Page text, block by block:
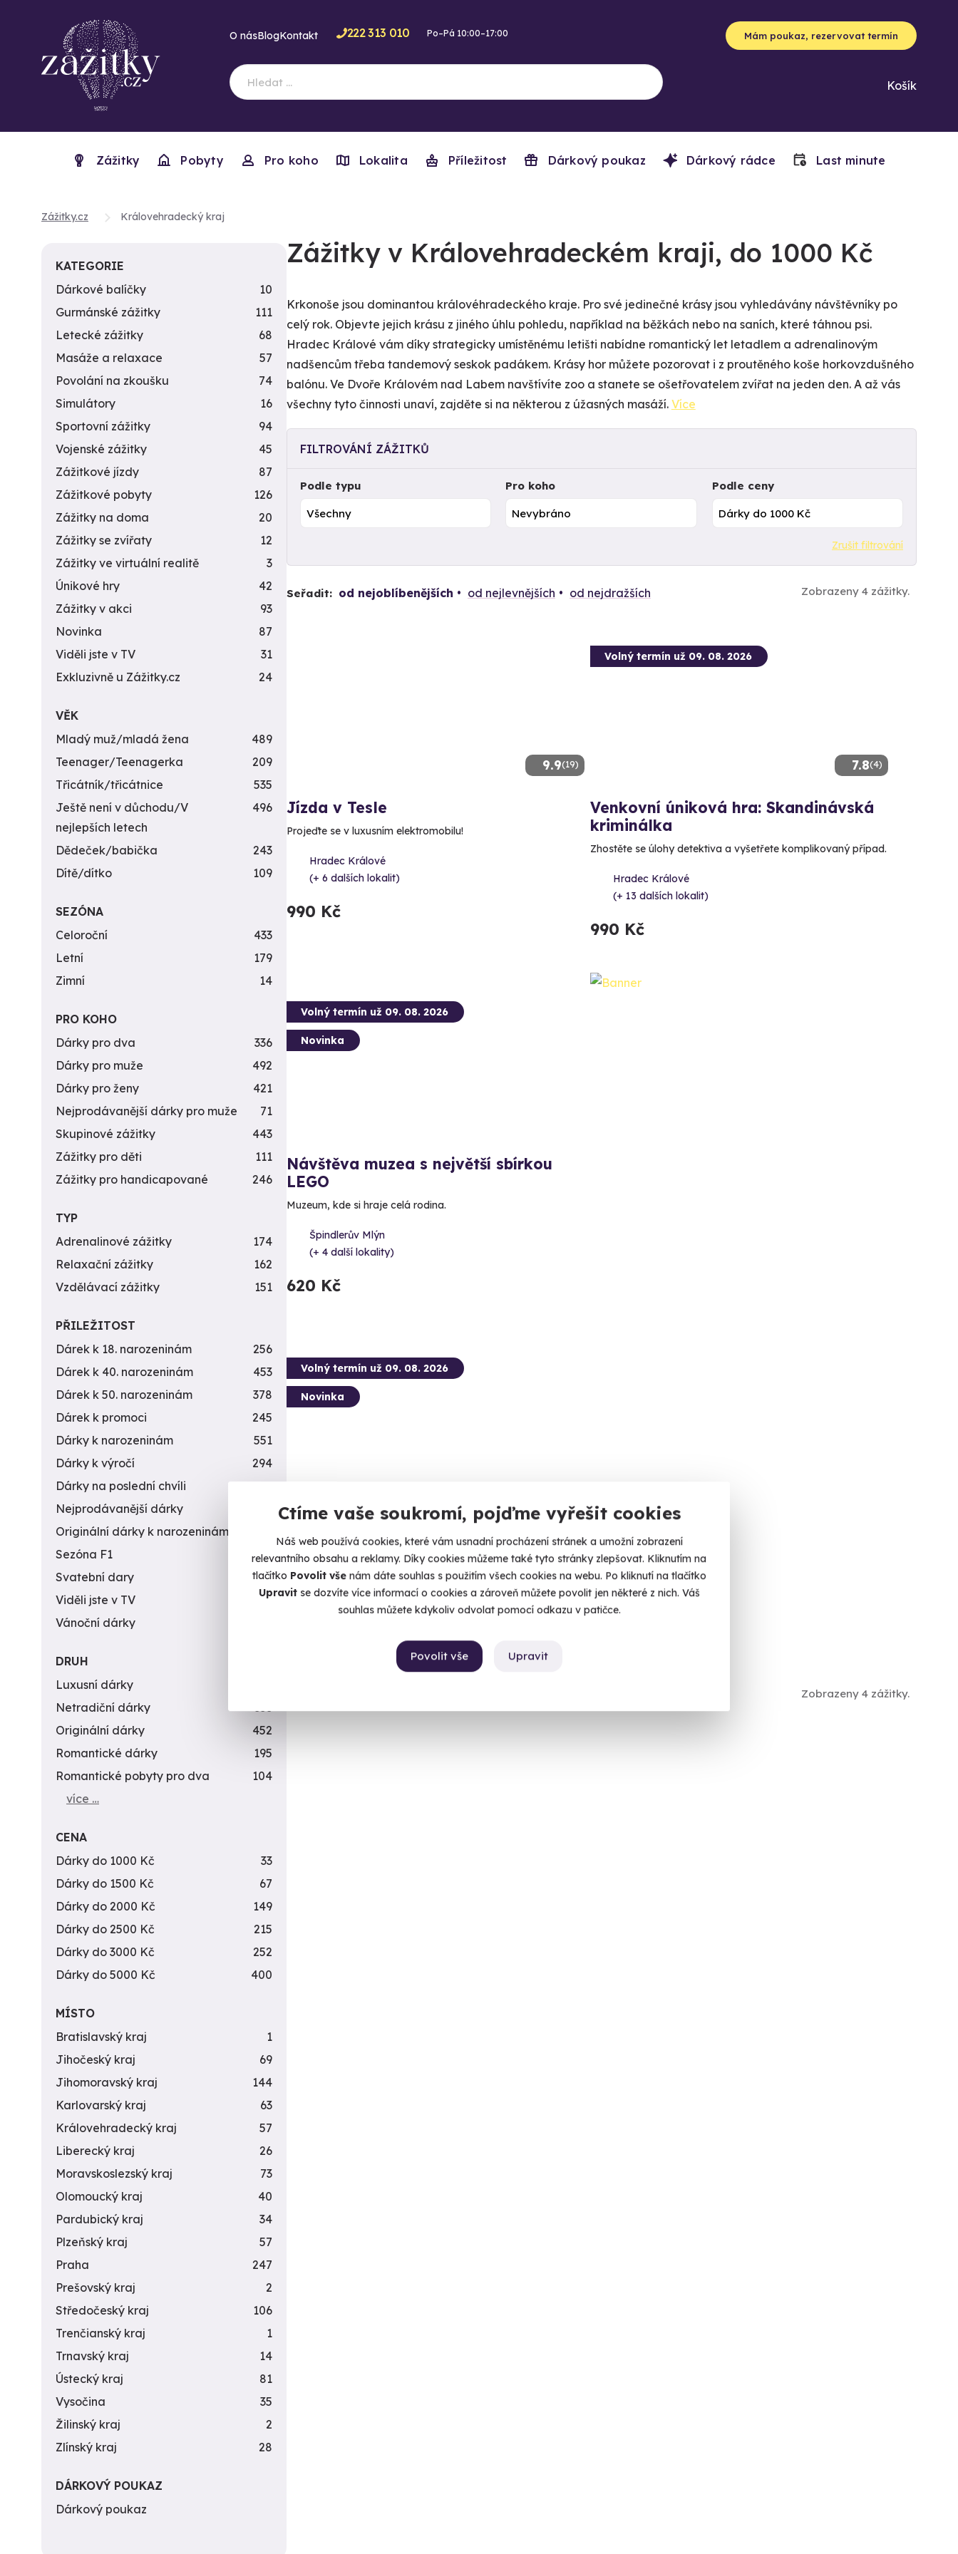
Ctíme vaše soukromí, pojďme vyřešit cookies
Náš web používá cookies, které vám usnadní procházení stránek a umožní zobrazení
relevantního obsahu a reklamy. Díky cookies můžeme také tyto stránky zlepšovat. Kliknutím na
tlačítko Povolit vše nám dáte souhlas s použitím všech cookies na webu. Po kliknutí na tlačítko
Upravitse dozvíte více informací o cookies a zároveň můžete povolit jen některé z nich. Váš
souhlas můžete kdykoliv odvolat pomocí odkazu v patičce.
Upravit
Povolit vše
O násBlogKontakt 222 313 010 Po–Pá 10:00–17:00 Mám poukaz, rezervovat termín
Košík
Zážitky Pobyty Pro koho Lokalita Příležitost Dárkový poukaz Dárkový rádce Last minute
Zážitky.cz Královehradecký kraj
Zážitky v Královehradeckém kraji, do 1000 Kč
Krkonoše jsou dominantou královéhradeckého kraje. Pro své jedinečné krásy jsou vyhledávány návštěvníky po
celý rok. Objevte jejich krásu z jiného úhlu pohledu, například na běžkách nebo na saních, které táhnou psi.
Hradec Králové vám díky strategicky umístěnému letišti nabídne romantický let letadlem a adrenalinovým
nadšencům třeba tandemový seskok padákem. Krásy hor můžete pozorovat i z proutěného koše horkovzdušného
balónu. Ve Dvoře Královém nad Labem navštívíte zoo a stanete se ošetřovatelem zvířat na jeden den. A až vás
všechny tyto činnosti unaví, zajděte si na některou z úžasných masáží. Více
FILTROVÁNÍ ZÁŽITKŮ
Podle typu Pro koho Podle ceny
Zrušit filtrování
Seřadit: od nejoblíbenějších od nejlevnějších od nejdražších Zobrazeny 4 zážitky.
9.9(19)
Jízda v Tesle
Projeďte se v luxusním elektromobilu!
Hradec Králové
(+ 6 dalších lokalit)
990 Kč
7.8(4)
Volný termín už 09. 08. 2026
Venkovní úniková hra: Skandinávská
kriminálka
Zhostěte se úlohy detektiva a vyšetřete komplikovaný případ.
Hradec Králové
(+ 13 dalších lokalit)
990 Kč
Volný termín už 09. 08. 2026
Novinka
Návštěva muzea s největší sbírkou
LEGO
Muzeum, kde si hraje celá rodina.
Špindlerův Mlýn
(+ 4 další lokality)
620 Kč
Volný termín už 09. 08. 2026
Novinka
Rodinný vstup do muzea s největší
sbírkou LEGO
Muzeum, kde si hraje celá rodina.
Špindlerův Mlýn
(+ 4 další lokality)
Zobrazeny 4 zážitky.
KATEGORIE
Dárkové balíčky
10
Gurmánské zážitky
111
Letecké zážitky
68
Masáže a relaxace
57
Povolání na zkoušku
74
Simulátory
16
Sportovní zážitky
94
Vojenské zážitky
45
Zážitkové jízdy
87
Zážitkové pobyty
126
Zážitky na doma
20
Zážitky se zvířaty
12
Zážitky ve virtuální realitě
3
Únikové hry
42
Zážitky v akci
93
Novinka
87
Viděli jste v TV
31
Exkluzivně u Zážitky.cz
24
VĚK
Mladý muž/mladá žena
489
Teenager/Teenagerka
209
Třicátník/třicátnice
535
Ještě není v důchodu/V
nejlepších letech
496
Dědeček/babička
243
Dítě/dítko
109
SEZÓNA
Celoroční
433
Letní
179
Zimní
14
PRO KOHO
Dárky pro dva
336
Dárky pro muže
492
Dárky pro ženy
421
Nejprodávanější dárky pro muže
71
Skupinové zážitky
443
Zážitky pro děti
111
Zážitky pro handicapované
246
TYP
Adrenalinové zážitky
174
Relaxační zážitky
162
Vzdělávací zážitky
151
PŘILEŽITOST
Dárek k 18. narozeninám
256
Dárek k 40. narozeninám
453
Dárek k 50. narozeninám
378
Dárek k promoci
245
Dárky k narozeninám
551
Dárky k výročí
294
Dárky na poslední chvíli
450
Nejprodávanější dárky
Originální dárky k narozeninám
Sezóna F1
4
Svatební dary
196
Viděli jste v TV
31
Vánoční dárky
DRUH
Luxusní dárky
Netradiční dárky
353
Originální dárky
452
Romantické dárky
195
Romantické pobyty pro dva
104
více …
CENA
Dárky do 1000 Kč
33
Dárky do 1500 Kč
67
Dárky do 2000 Kč
149
Dárky do 2500 Kč
215
Dárky do 3000 Kč
252
Dárky do 5000 Kč
400
MÍSTO
Bratislavský kraj
1
Jihočeský kraj
69
Jihomoravský kraj
144
Karlovarský kraj
63
Královehradecký kraj
57
Liberecký kraj
26
Moravskoslezský kraj
73
Olomoucký kraj
40
Pardubický kraj
34
Plzeňský kraj
57
Praha
247
Prešovský kraj
2
Středočeský kraj
106
Trenčianský kraj
1
Trnavský kraj
14
Ústecký kraj
81
Vysočina
35
Žilinský kraj
2
Zlínský kraj
28
DÁRKOVÝ POUKAZ
Dárkový poukaz